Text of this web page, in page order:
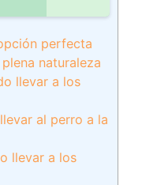
perfecta
naturaleza
llevar a los
al perro a la
llevar a los